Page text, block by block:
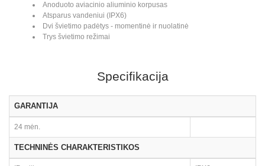
Anoduoto aviacinio aliuminio korpusas
Atsparus vandeniui (IPX6)
Dvi švietimo padėtys - momentinė ir nuolatinė
Trys švietimo režimai
Specifikacija
GARANTIJA
24 mėn.
TECHNINĖS CHARAKTERISTIKOS